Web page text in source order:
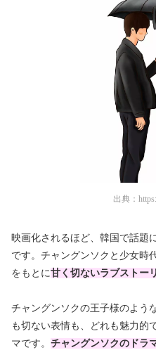
出典：
映画化されるほど、韓国で話題
です。チャングンソクと少女時
をもとに甘く切ないラブストー
チャングンソクの王子様のよう
も切ない表情も、どれも魅力的
マです。 チャングンソクのドラ